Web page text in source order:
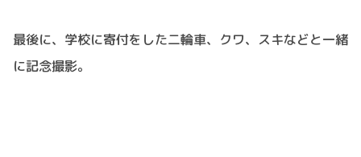
最後に、学校に寄付をした二輪車、クワ、スキなどと一緒
に記念撮影。